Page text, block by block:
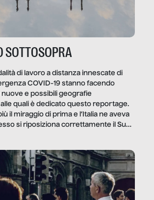
SOTTOSOPRA
di lavoro a distanza innescate di
COVID-19 stanno facendo
e possibili geografie
quali è dedicato questo reportage.
il miraggio di prima e l’Italia ne aveva
si riposiziona correttamente il Sud